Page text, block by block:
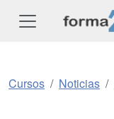
Cursos Noticias